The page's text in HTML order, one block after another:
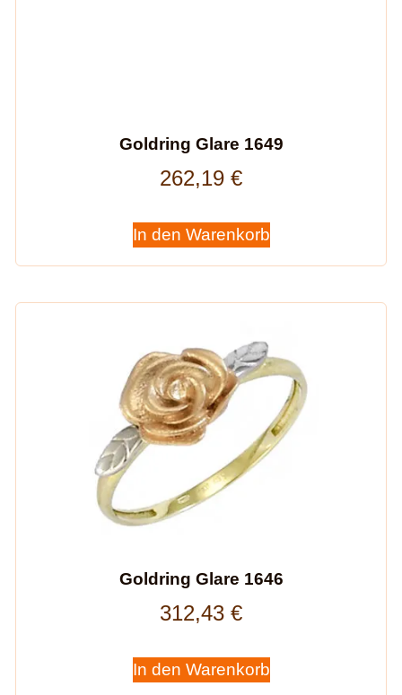
Goldring Glare 1649
262,19 €
In den Warenkorb
Goldring Glare 1646
312,43 €
In den Warenkorb